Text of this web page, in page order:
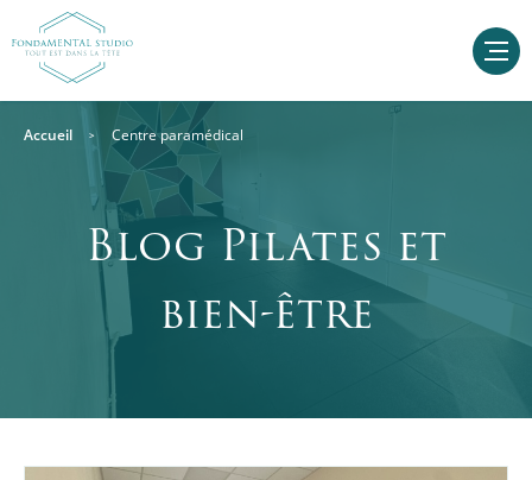
Accueil Centre paramédical
Blog Pilates et
bien-être